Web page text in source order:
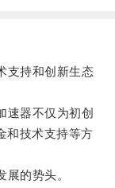
持和创新生态
器不仅为初创
和技术支持等方
的势头。